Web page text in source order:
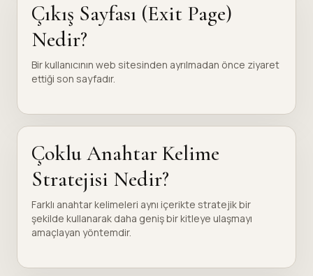
Çıkış Sayfası (Exit Page)
Nedir?
Bir kullanıcının web sitesinden ayrılmadan önce ziyaret
ettiği son sayfadır.
Çoklu Anahtar Kelime
Stratejisi Nedir?
Farklı anahtar kelimeleri aynı içerikte stratejik bir
şekilde kullanarak daha geniş bir kitleye ulaşmayı
amaçlayan yöntemdir.